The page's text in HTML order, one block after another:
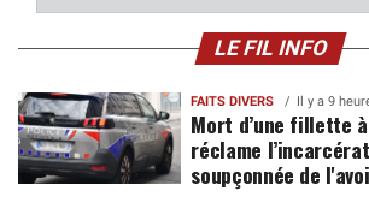
LE FIL INFO
FAITS DIVERS Il y a 9
Mort d’une fillette
réclame
soupçonnée de